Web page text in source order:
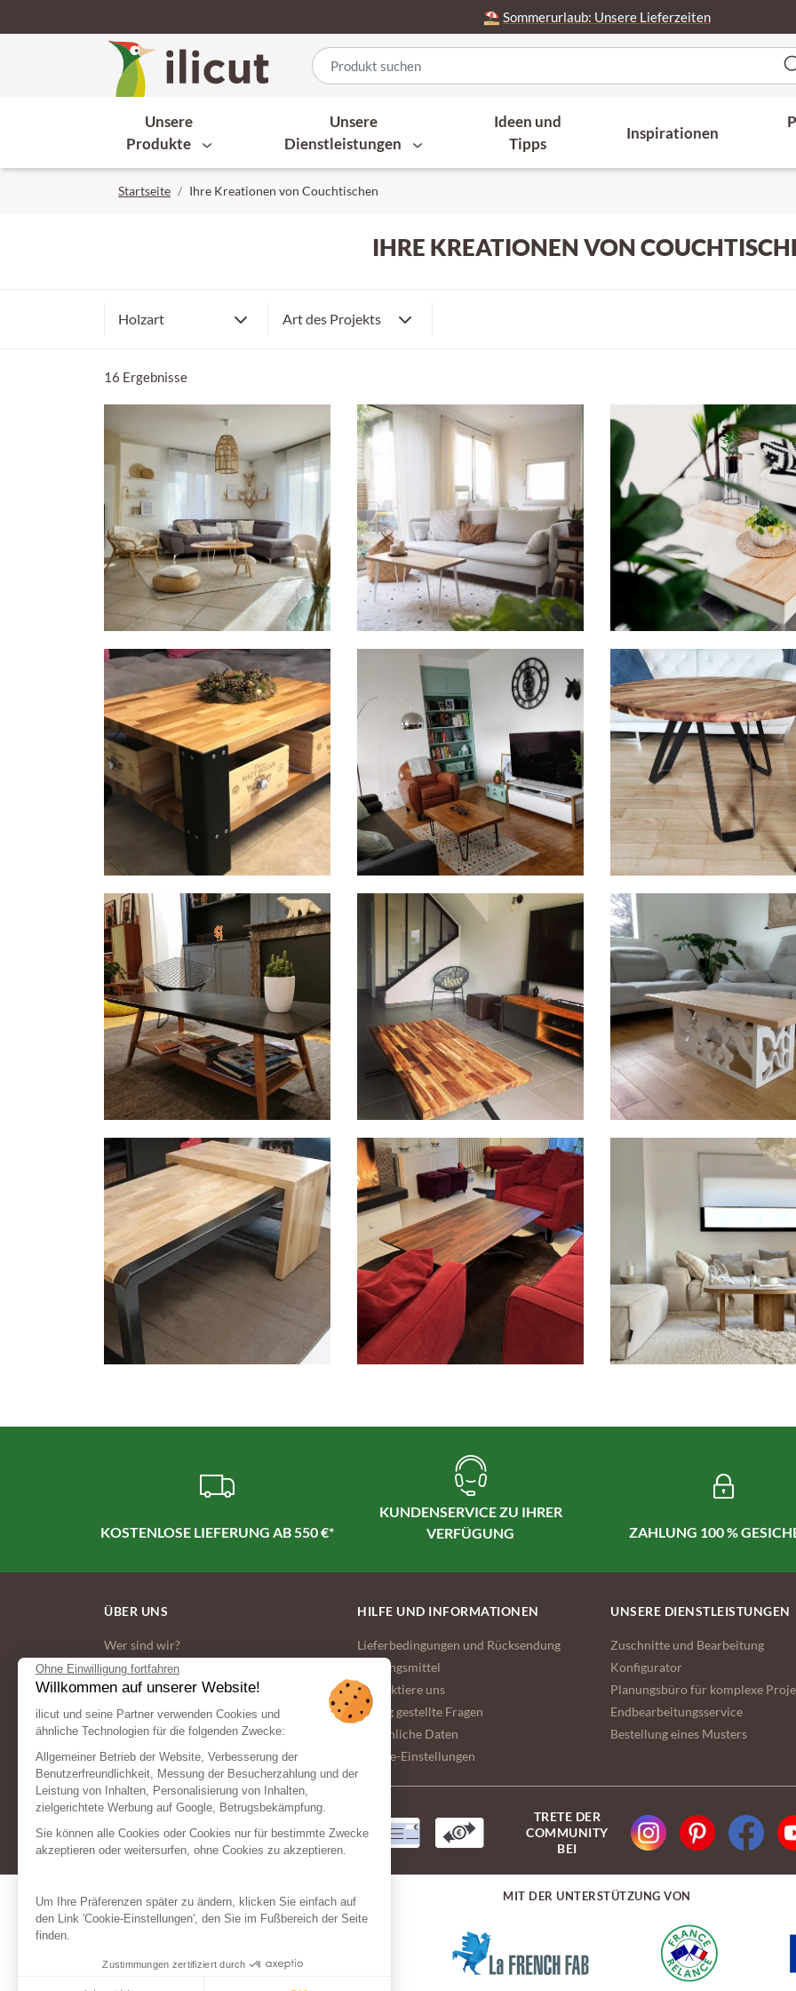
Ohne Einwilligung fortfahren
Willkommen auf unserer Website!
ilicut und seine Partner verwenden Cookies und
ähnliche Technologien für die folgenden Zwecke:
Allgemeiner Betrieb der Website, Verbesserung der
Benutzerfreundlichkeit, Messung der Besucherzahlung und der
Leistung von Inhalten, Personalisierung von Inhalten,
zielgerichtete Werbung auf Google, Betrugsbekämpfung.
Sie können alle Cookies oder Cookies nur für bestimmte Zwecke
akzeptieren oder weitersurfen, ohne Cookies zu akzeptieren.
Um Ihre Präferenzen später zu ändern, klicken Sie einfach auf
den Link 'Cookie-Einstellungen', den Sie im Fußbereich der Seite
finden.
Zustimmungen zertifiziert durch
⛱️ Sommerurlaub: Unsere Lieferzeiten
Unsere
Produkte
Unsere
Dienstleistungen
Ideen und
Tipps
Inspirationen
Startseite Ihre Kreationen von Couchtischen
IHRE KREATIONEN VON
HolzartBuche
Kautschuk
Eiche
Art des Projekts
Ablagen
16 Ergebnisse
KOSTENLOSE LIEFERUNG AB 550 €*
KUNDENSERVICE ZU IHRER
VERFÜGUNG
ZAHLUNG 100 %
ÜBER UNS
Wer sind wir?
Unser Engagement für die Umwelt
Allgemeine Geschaftsbedingungen
HILFE UND INFORMATIONEN
Lieferbedingungen und Rücksendung
Zahlungsmittel
Kontaktiere uns
Häufig gestellte Fragen
persönliche Daten
Cookie-Einstellungen
UNSERE DIENSTLEISTUNGEN
Zuschnitte und Bearbeitung
Konfigurator
Planungsbüro für komplexe
Endbearbeitungsservice
Bestellung eines Musters
ZAHLUNGSMITTEL
TRETE DER
COMMUNITY
BEI
MIT DER UNTERSTÜTZUNG VON